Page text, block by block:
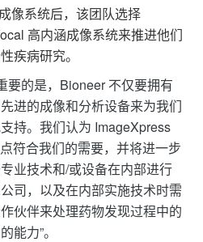
像系统后，该团队选择
高内涵成像系统来推进他们
疾病研究。
要的是，Bioneer 不仅要拥有
进的成像和分析设备来为我们
持。我们认为 ImageXpress
符合我们的需要，并将进一步
业技术和/或设备在内部进行
司，以及在内部实施技术时需
伙伴来处理药物发现过程中的
能力”。